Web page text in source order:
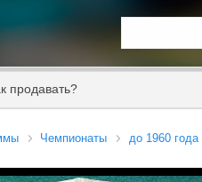
продавать?
Чемпионаты до 1960 года